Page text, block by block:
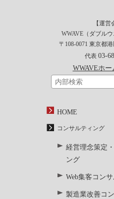
【運営
WWAVE（ダブル
〒108-0071 東京都
代表 03-
WWAVEホ
HOME
コンサルティング
経営理念策定
ング
Web集客コン
製造業改善コ